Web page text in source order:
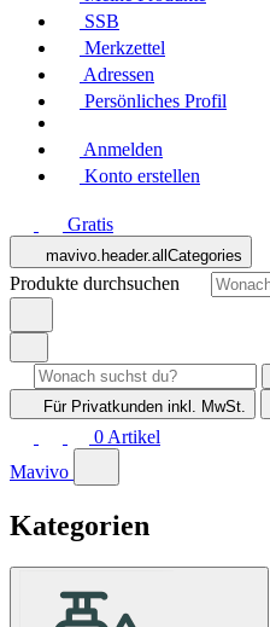
SSB
Merkzettel
Adressen
Persönliches Profil
Anmelden
Konto erstellen
Gratis
mavivo.header.allCategories
Produkte durchsuchen
Für Privatkunden inkl. MwSt.
0 Artikel
Mavivo
Kategorien